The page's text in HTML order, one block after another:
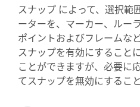
スナップ によって、選択範
ーターを、マーカー、ルー
ポイントおよびフレームな
スナップを有効にすること
ことができますが、必要に
てスナップを無効にするこ